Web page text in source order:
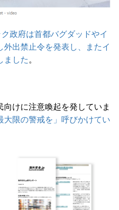
政府は首都バグダッドやイ
出禁止令を発表し、またイ
ました 。
けに注意喚起を発していま
大限の警戒を」呼びかけてい